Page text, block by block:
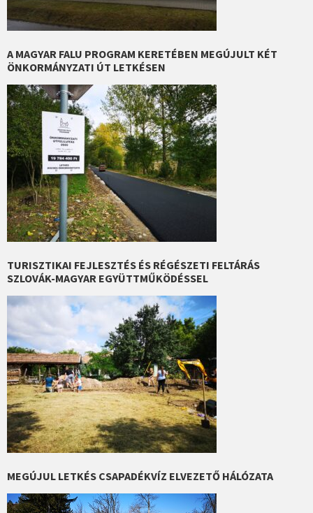
A MAGYAR FALU PROGRAM KERETÉBEN MEGÚJULT KÉT
ÖNKORMÁNYZATI ÚT LETKÉSEN
TURISZTIKAI FEJLESZTÉS ÉS RÉGÉSZETI FELTÁRÁS
SZLOVÁK-MAGYAR EGYÜTTMŰKÖDÉSSEL
MEGÚJUL LETKÉS CSAPADÉKVÍZ ELVEZETŐ HÁLÓZATA